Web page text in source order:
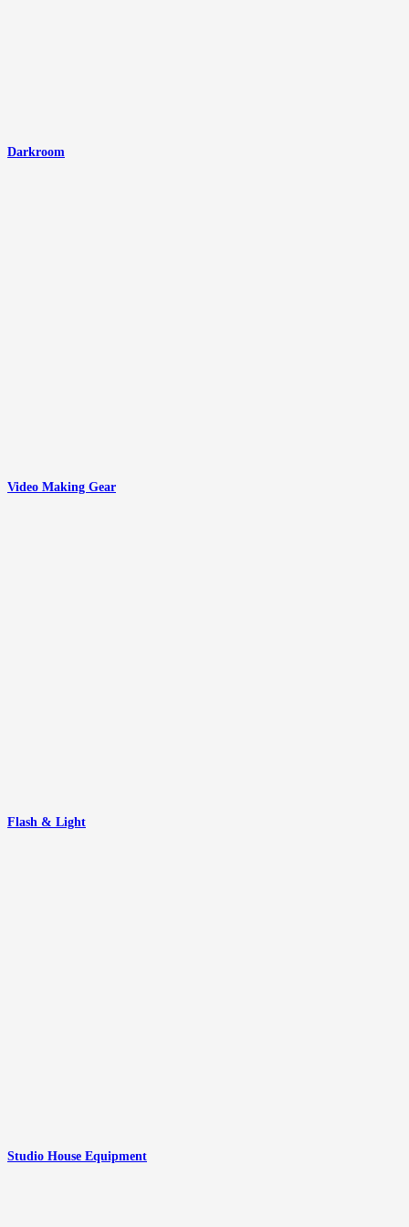
Darkroom
Video Making Gear
Flash & Light
Studio House Equipment